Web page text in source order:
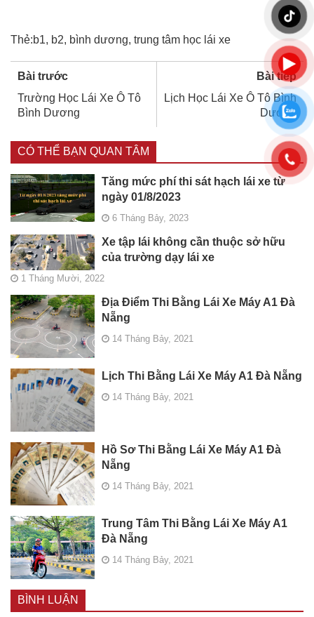
Thẻ:b1, b2, bình dương, trung tâm học lái xe
Bài trước
Trường Học Lái Xe Ô Tô
Bình Dương
Bài tiếp
Lịch Học Lái Xe Ô Tô Bình
Dương
CÓ THỂ BẠN QUAN TÂM
Tăng mức phí thi sát hạch lái xe từ
ngày 01/8/2023
6 Tháng Bảy, 2023
Xe tập lái không cần thuộc sở hữu
của trường dạy lái xe
1 Tháng Mười, 2022
Địa Điểm Thi Bằng Lái Xe Máy A1 Đà
Nẵng
14 Tháng Bảy, 2021
Lịch Thi Bằng Lái Xe Máy A1 Đà Nẵng
14 Tháng Bảy, 2021
Hồ Sơ Thi Bằng Lái Xe Máy A1 Đà
Nẵng
14 Tháng Bảy, 2021
Trung Tâm Thi Bằng Lái Xe Máy A1
Đà Nẵng
14 Tháng Bảy, 2021
BÌNH LUẬN